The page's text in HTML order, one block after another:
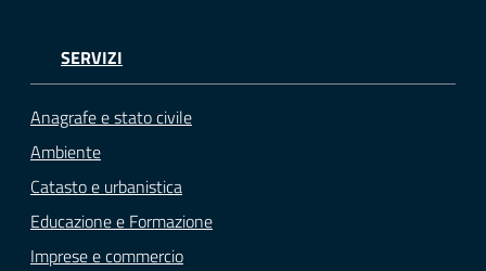
SERVIZI
Anagrafe e stato civile
Ambiente
Catasto e urbanistica
Educazione e Formazione
Imprese e commercio